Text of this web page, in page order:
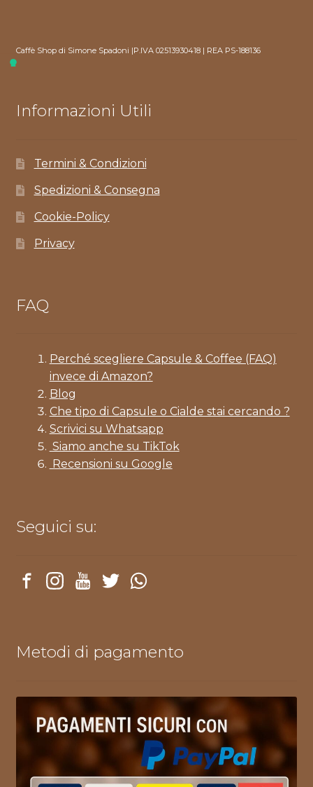
Caffè Shop di Simone Spadoni |P.IVA 02513930418 | REA PS-188136
Informazioni Utili
Termini & Condizioni
Spedizioni & Consegna
Cookie-Policy
Privacy
FAQ
Perché scegliere Capsule & Coffee (FAQ)
invece di Amazon?
Blog
Che tipo di Capsule o Cialde stai cercando ?
Scrivici su Whatsapp
Siamo anche su TikTok
Recensioni su Google
Seguici su:
Metodi di pagamento